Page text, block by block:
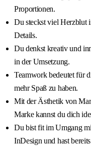
Proportionen.
Du steckst viel Herzblut
Details.
Du denkst kreativ und
in der Umsetzung.
Teamwork bedeutet für
mehr Spaß zu haben.
Mit der Ästhetik von
Marke kannst du dich
Du bist fit im Umgang
InDesign und hast